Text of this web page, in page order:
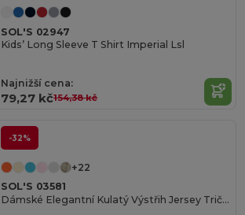
SOL'S 02947
Kids’ Long Sleeve T Shirt Imperial Lsl
Najnižší cena:
79,27 kč154,38 kč
-32%
+22
SOL'S 03581
Dámské Elegantní Kulatý Výstřih Jersey Tričko